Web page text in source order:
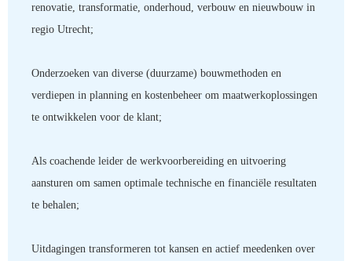
renovatie, transformatie, onderhoud, verbouw en nieuwbouw in
regio Utrecht;
Onderzoeken van diverse (duurzame) bouwmethoden en
verdiepen in planning en kostenbeheer om maatwerkoplossingen
te ontwikkelen voor de klant;
Als coachende leider de werkvoorbereiding en uitvoering
aansturen om samen optimale technische en financiële resultaten
te behalen;
Uitdagingen transformeren tot kansen en actief meedenken over